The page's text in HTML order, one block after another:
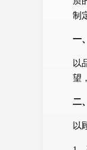
制
一
以
望
二
以